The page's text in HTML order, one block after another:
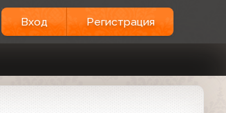
Вход Регистрация